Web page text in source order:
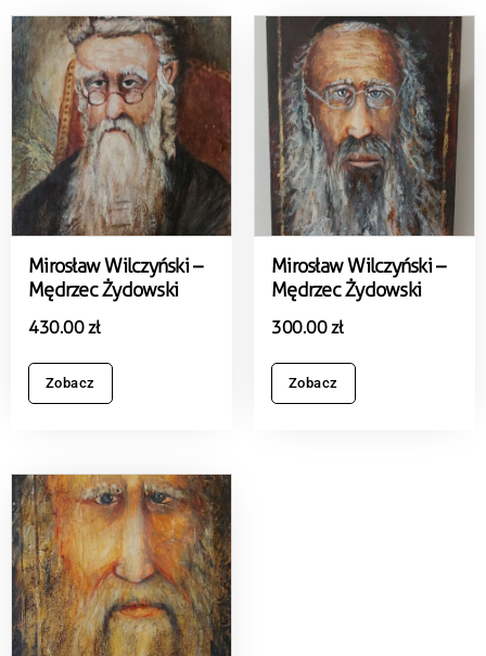
Mirosław Wilczyński –
Mędrzec Żydowski
430.00zł
Zobacz
Mirosław Wilczyński –
Mędrzec Żydowski
300.00zł
Zobacz